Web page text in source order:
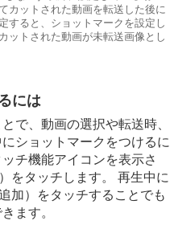
カットされた動画を転送した後に
すると、ショットマークを設定し
ットされた動画が未転送画像とし
には
で、動画の選択や転送時、
ショットマークをつけるに
チ機能アイコンを表示さ
をタッチします。 再生中に
加）をタッチすることでも
ます。